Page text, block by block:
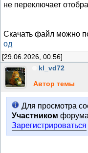
не переключает
Скачать файл можно
од
[29.06.2026, 00:56]
kl_vd72
Автор темы
Для просмотра
Участником
Зарегистрироваться